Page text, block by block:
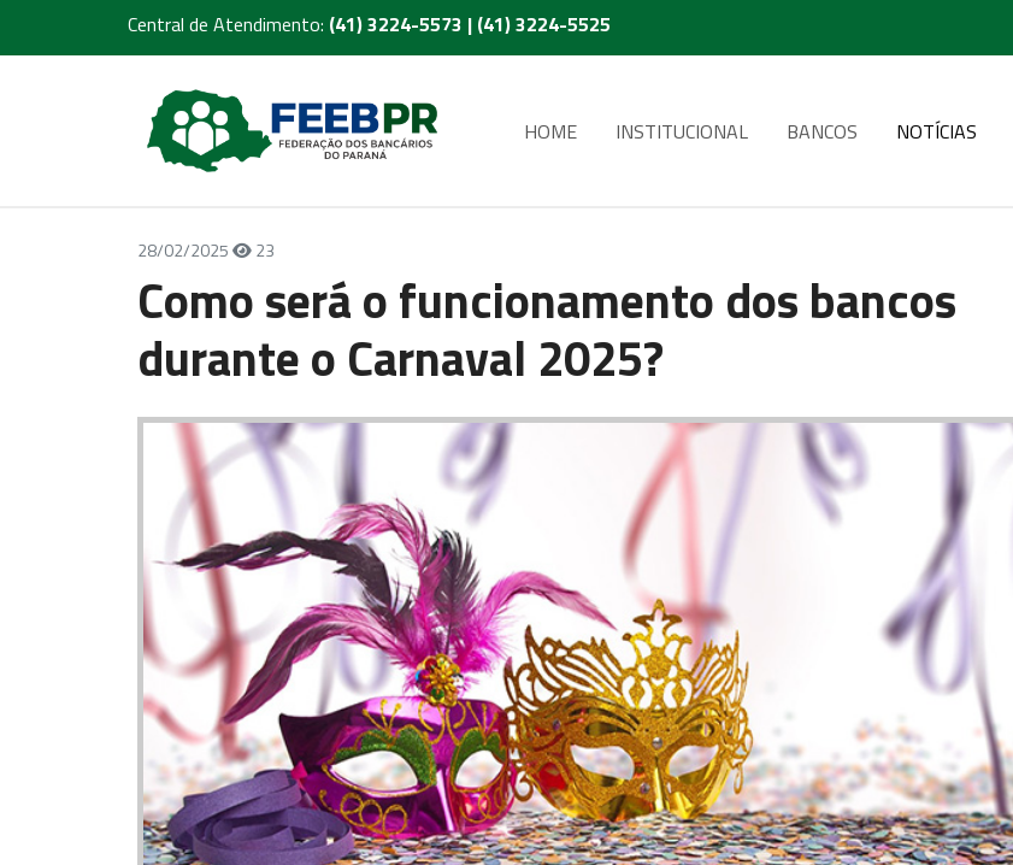
Central de Atendimento: (41) 3224-5573 | (41) 3224-5525
HOME INSTITUCIONAL BANCOS NOTÍCIAS
28/02/2025 23
Como será o funcionamento dos bancos
durante o Carnaval 2025?